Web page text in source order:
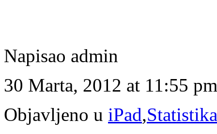
Napisao admin
30 Marta, 2012 at 11:55 pm
Objavljeno u iPad,Statistika